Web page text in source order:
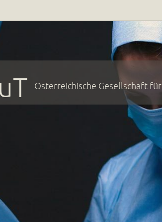
Österreichische Gesellschaft